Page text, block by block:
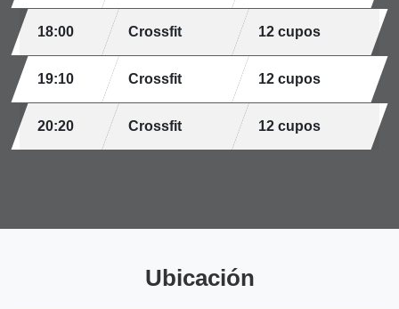
18:00 Crossfit 12 cupos
19:10 Crossfit 12 cupos
20:20 Crossfit 12 cupos
Ubicación